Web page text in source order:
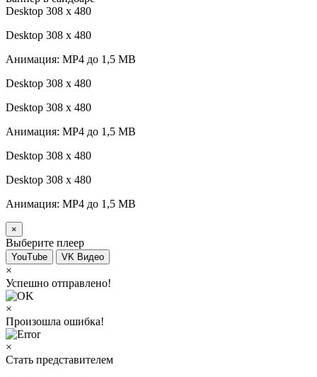
Desktop 308 х 480
Desktop 308 х 480
Анимация: MP4 до 1,5 MB
Desktop 308 х 480
Desktop 308 х 480
Анимация: MP4 до 1,5 MB
Desktop 308 х 480
Desktop 308 х 480
Анимация: MP4 до 1,5 MB
×
Выберите плеер
YouTube VK Видео
×
Успешно отправлено!
×
Произошла ошибка!
×
Стать представителем